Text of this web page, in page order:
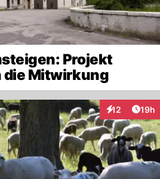
Projekt
die Mitwirkung
12
Interaktionen
19h